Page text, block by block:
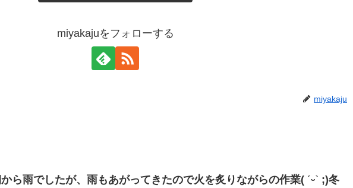
miyakajuをフォローする
miyakaju
ら雨️でしたが、雨もあがってきたので火を炙りながらの作業( ˊᵕˋ ;)冬